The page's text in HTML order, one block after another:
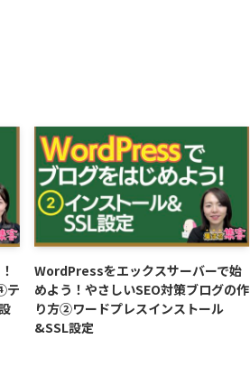
テ
WordPressをエックスサーバーで始
めよう！やさしいSEO対策ブログの作
り方②ワードプレスインストール
&SSL設定